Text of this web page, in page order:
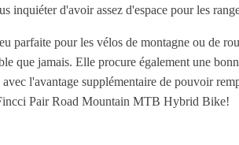
inquiéter d'avoir assez d'espace pour les
parfaite pour les vélos de montagne ou de
que jamais. Elle procure également une
l'avantage supplémentaire de pouvoir
Pair Road Mountain MTB Hybrid Bike!